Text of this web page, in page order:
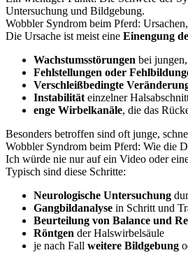
Untersuchung und Bildgebung.
Wobbler Syndrom beim Pferd:
Die Ursache ist meist eine Einengung
Wachstumsstörungen bei
Fehlstellungen oder
Verschleißbedingte
Instabilität einzelner
enge Wirbelkanäle, die das
Besonders betroffen sind oft junge,
Wobbler Syndrom beim Pferd: Wie die
Ich würde nie nur auf ein Video oder
Typisch sind diese Schritte:
Neurologische Untersuchung
Gangbildanalyse in Schritt und
Beurteilung von Balance und
Röntgen der Halswirbelsäule
je nach Fall weitere Bildgebung